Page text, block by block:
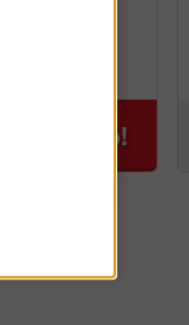
Köp!